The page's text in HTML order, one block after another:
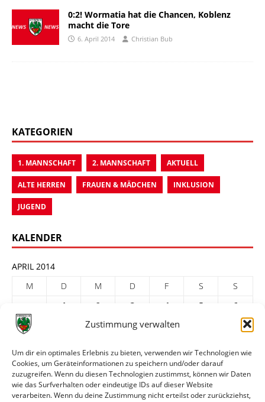
Zustimmung verwalten
Um dir ein optimales Erlebnis zu bieten, verwenden wir Technologien wie
Cookies, um Geräteinformationen zu speichern und/oder darauf
zuzugreifen. Wenn du diesen Technologien zustimmst, können wir Daten
wie das Surfverhalten oder eindeutige IDs auf dieser Website
verarbeiten. Wenn du deine Zustimmung nicht erteilst oder zurückziehst,
0:2! Wormatia hat die Chancen, Koblenz
macht die Tore
6. April 2014 Christian Bub
KATEGORIEN
1. MANNSCHAFT 2. MANNSCHAFT AKTUELL
ALTE HERREN FRAUEN & MÄDCHEN INKLUSION
JUGEND
KALENDER
APRIL 2014
M
D M D F S
S
1
2 3 4 5
6
7
9 10 11
21
22 23 24 25 26
28
29
30